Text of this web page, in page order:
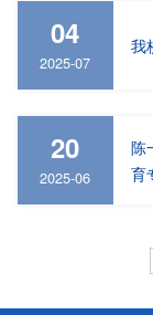
04
2025-07
我
20
2025-06
陈
育